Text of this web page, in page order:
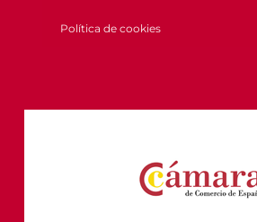
Política de cookies